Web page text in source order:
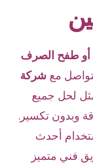
أو طفح الصرف
مع شركة
لحل جميع
وبدون تكسير.
أحدث
فني متميز